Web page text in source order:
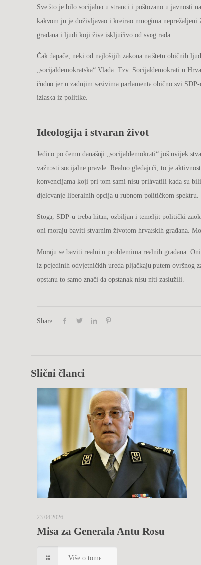
Sve što je bilo socijalno u stranci i poštovano u javnosti
kakvom ju je doživljavao i kreirao mnogima
građana i ljudi koji žive isključivo od svog rada.
Čak dapače, neki od najlošijih zakona na štetu običnih
„socijaldemokratska“ Vlada. Tzv. Socijaldemokrati u
čudno jer u zadnjim sazivima parlamenta obično svi
izlaska iz politike.
Ideologija i stvaran život
Jedino po čemu današnji „socijaldemokrati“ još uvijek
važnosti socijalne pravde. Realno gledajući, to je
konvencijama koji pri tom sami nisu prihvatili kada su
djelovanje liberalnih opcija u rubnom političkom spektru.
Stoga, SDP-u treba hitan, ozbiljan i temeljit politički
oni moraju baviti stvarnim životom hrvatskih građana.
Moraju se baviti realnim problemima realnih građana.
iz pojedinih odvjetničkih ureda pljačkaju putem ovršnog
opstanu to samo znači da opstanak nisu niti zaslužili.
Share
Slični članci
23.04.2026
Misa za Generala Antu Rosu
Više o tome...